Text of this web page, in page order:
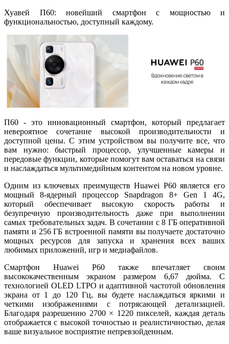
Хуавей П60: новейший смартфон с мощностью и
функциональностью, доступный каждому.
П60 - это инновационный смартфон, который предлагает
невероятное сочетание высокой производительности и
доступной цены. С этим устройством вы получите все, что
вам нужно: быстрый процессор, улучшенные камеры и
передовые функции, которые помогут вам оставаться на связи
и наслаждаться мультимедийным контентом на новом уровне.
Одним из ключевых преимуществ Huawei P60 является его
мощный 8-ядерный процессор Snapdragon 8+ Gen 1 4G,
который обеспечивает высокую скорость работы и
безупречную производительность даже при выполнении
самых требовательных задач. В сочетании с 8 ГБ оперативной
памяти и 256 ГБ встроенной памяти вы получаете достаточно
мощных ресурсов для запуска и хранения всех ваших
любимых приложений, игр и медиафайлов.
Смартфон Huawei P60 также впечатляет своим
высококачественным экраном размером 6,67 дюйма. С
технологией OLED LTPO и адаптивной частотой обновления
экрана от 1 до 120 Гц, вы будете наслаждаться яркими и
четкими изображениями с потрясающей детализацией.
Благодаря разрешению 2700 × 1220 пикселей, каждая деталь
отображается с высокой точностью и реалистичностью, делая
ваше визуальное восприятие непревзойденным.